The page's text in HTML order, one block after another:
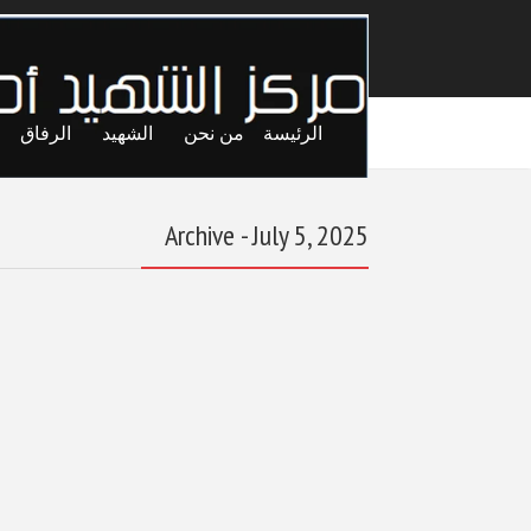
الرئيسة من نحن الشهيد الرفاق
Archive - July 5, 2025